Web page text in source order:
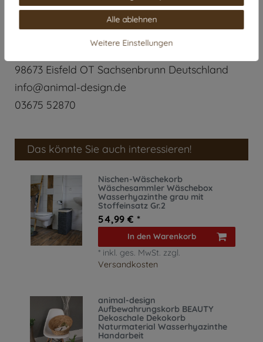
98673 Eisfeld OT Sachsenbrunn Deutschland
info@animal-design.de
03675 52870
Das könnte Sie auch interessieren!
Nischen-Wäschekorb
Wäschesammler Wäschebox
Wasserhyazinthe grau mit
Stoffeinsatz Gr.2
54,99 € *
In den Warenkorb
* inkl. ges. MwSt. zzgl.
Versandkosten
animal-design
Aufbewahrungskorb BEAUTY
Dekoschale Dekokorb
Naturmaterial Wasserhyazinthe
Handarbeit
Alle ablehnen
Weitere Einstellungen